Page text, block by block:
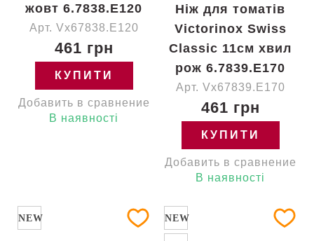
жовт 6.7838.E120
Арт. Vx67838.E120
461 грн
КУПИТИ
Добавить в сравнение
В наявності
Ніж для томатів
Victorinox Swiss
Classic 11см хвил
рож 6.7839.E170
Арт. Vx67839.E170
461 грн
КУПИТИ
Добавить в сравнение
В наявності
NEW NEW